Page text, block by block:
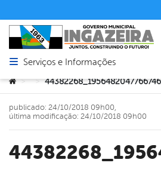
Abrir menu principal de navegação
Serviços e Informações
Você está aqui:
> >
publicado: 24/10/2018 09h00,
última modificação: 24/10/2018 09h00